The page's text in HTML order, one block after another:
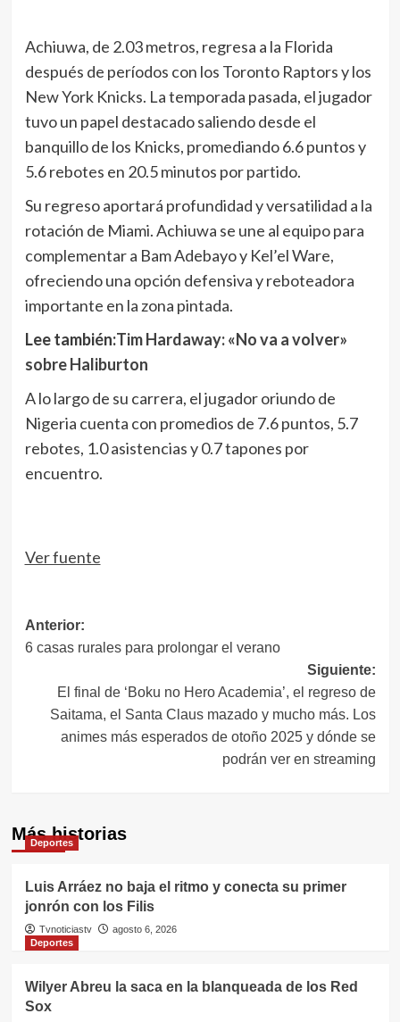
Achiuwa, de 2.03 metros, regresa a la Florida
después de períodos con los Toronto Raptors y los
New York Knicks. La temporada pasada, el jugador
tuvo un papel destacado saliendo desde el
banquillo de los Knicks, promediando 6.6 puntos y
5.6 rebotes en 20.5 minutos por partido.
Su regreso aportará profundidad y versatilidad a la
rotación de Miami. Achiuwa se une al equipo para
complementar a Bam Adebayo y Kel’el Ware,
ofreciendo una opción defensiva y reboteadora
importante en la zona pintada.
Lee también:Tim Hardaway: «No va a volver»
sobre Haliburton
A lo largo de su carrera, el jugador oriundo de
Nigeria cuenta con promedios de 7.6 puntos, 5.7
rebotes, 1.0 asistencias y 0.7 tapones por
encuentro.
Ver fuente
Navegación
de
entradas
Anterior:
6 casas rurales para prolongar el verano
Siguiente:
El final de ‘Boku no Hero Academia’, el regreso de
Saitama, el Santa Claus mazado y mucho más. Los
animes más esperados de otoño 2025 y dónde se
podrán ver en streaming
Más historias
Deportes
Luis Arráez no baja el ritmo y conecta su primer
jonrón con los Filis
Tvnoticiastv
agosto 6, 2026
Deportes
Wilyer Abreu la saca en la blanqueada de los Red
Sox